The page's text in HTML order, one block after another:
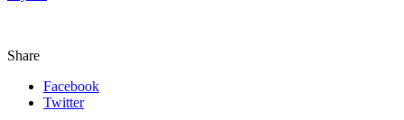
Share
Facebook
Twitter